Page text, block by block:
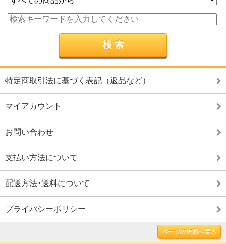
特定商取引法に基づく表記（返品など）
マイアカウント
お問い合わせ
支払い方法について
配送方法･送料について
プライバシーポリシー
ページの先頭へ戻る